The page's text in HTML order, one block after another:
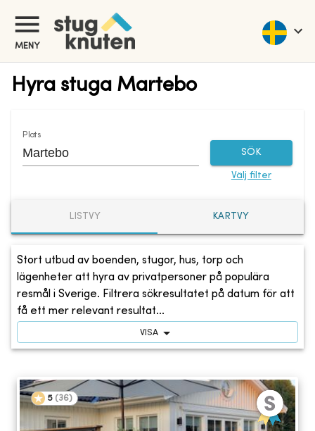
MENY
Hyra stuga Martebo
Plats
SÖK
Välj filter
LISTVY KARTVY
Stort utbud av boenden, stugor, hus, torp och
lägenheter att hyra av privatpersoner på populära
resmål i Sverige. Filtrera sökresultatet på datum för att
få ett mer relevant resultat...
VISA
5 (36)